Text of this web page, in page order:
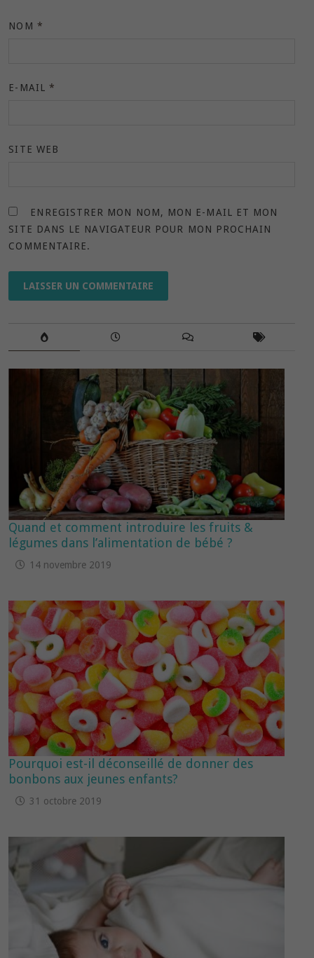
NOM *
E-MAIL *
SITE WEB
ENREGISTRER MON NOM, MON E-MAIL ET MON
SITE DANS LE NAVIGATEUR POUR MON PROCHAIN
COMMENTAIRE.
Quand et comment introduire les fruits &
légumes dans l’alimentation de bébé ?
14 novembre 2019
Pourquoi est-il déconseillé de donner des
bonbons aux jeunes enfants?
31 octobre 2019